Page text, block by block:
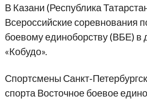
В Казани (Республика
Всероссийские соревнования
боевому единоборству (ВБЕ) в
«Кобудо».
Спортсмены
спорта Восточное боевое